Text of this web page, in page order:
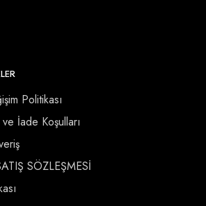
Politikası
İade Koşulları
SÖZLEŞMESİ